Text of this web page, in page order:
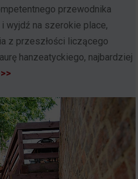
przewodnika
wyjdź na szerokie place,
z przeszłości liczącego
hanzeatyckiego, najbardziej